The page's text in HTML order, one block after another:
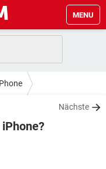
MENU
Nächste